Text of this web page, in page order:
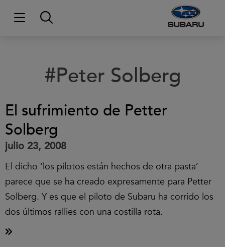
#Peter Solberg
El sufrimiento de Petter
Solberg
julio 23, 2008
El dicho ‘los pilotos están hechos de otra pasta’
parece que se ha creado expresamente para Petter
Solberg. Y es que el piloto de Subaru ha corrido los
dos últimos rallies con una costilla rota.